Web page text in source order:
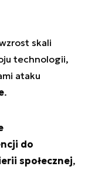
skali
technologii,
ataku
.
do
społecznej,